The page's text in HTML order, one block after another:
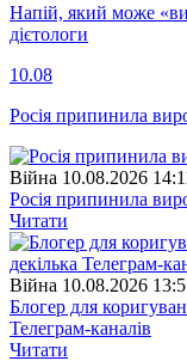
Напій, який може
дієтологи
10.08
Росія припинила
Війна 10.08.2026
Росія припинила
Читати
Війна 10.08.2026
Блогер для
Телеграм-каналів
Читати